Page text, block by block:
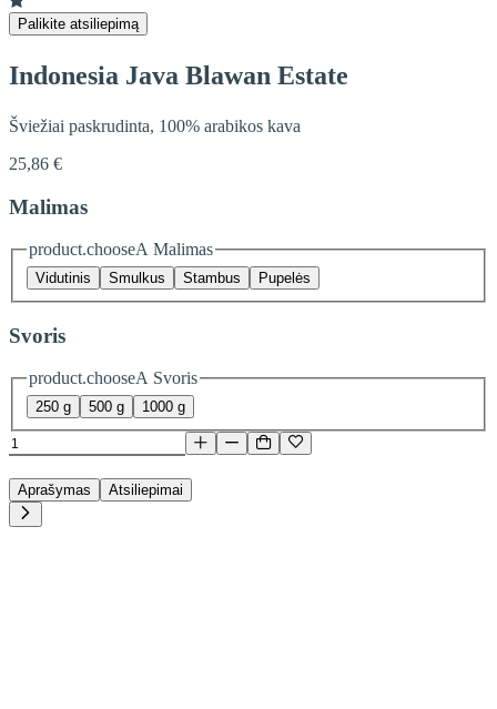
Palikite atsiliepimą
Indonesia Java Blawan Estate
Šviežiai paskrudinta, 100% arabikos kava
25,86 €
Malimas
product.chooseA Malimas
Vidutinis Smulkus Stambus Pupelės
Svoris
product.chooseA Svoris
250 g 500 g 1000 g
Aprašymas Atsiliepimai